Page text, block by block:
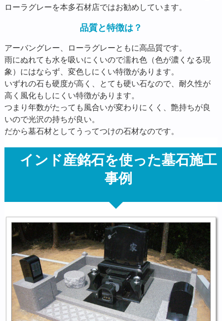
ローラグレーを本多石材店ではお勧めしています。
品質と特徴は？
アーバングレー、ローラグレーともに高品質です。
雨にぬれても水を吸いにくいので濡れ色（色が濃くなる現
象）にはならず、変色しにくい特徴があります。
いずれの石も硬度が高く、とても硬い石なので、耐久性が
高く風化もしにくい特徴があります。
つまり年数がたっても風合いが変わりにくく、艶持ちが良
いので光沢の持ちが良い。
だから墓石材としてうってつけの石材なのです。
インド産銘石を使った墓石施工
事例